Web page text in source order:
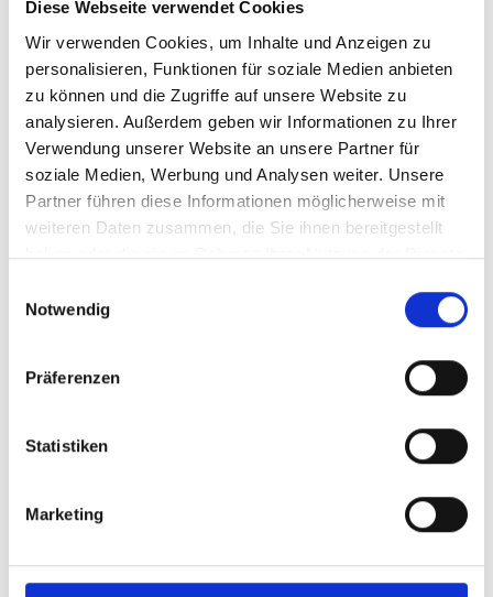
Diese Webseite verwendet Cookies
Wir verwenden Cookies, um Inhalte und Anzeigen zu
personalisieren, Funktionen für soziale Medien anbieten
zu können und die Zugriffe auf unsere Website zu
analysieren. Außerdem geben wir Informationen zu Ihrer
Verwendung unserer Website an unsere Partner für
soziale Medien, Werbung und Analysen weiter. Unsere
Partner führen diese Informationen möglicherweise mit
weiteren Daten zusammen, die Sie ihnen bereitgestellt
haben oder die sie im Rahmen Ihrer Nutzung der Dienste
Notwendig
Präferenzen
Statistiken
Marketing
2 Barrierefreiheit, Accessibility
1 Barrierefreies Webdesign(77)
Barrierefreies Webdesign –
Richtlinien(12)
2 barrierefreie Softwareentwicklung
(95)
Barrierefreie Software(10)
barrierefreie
Computerspielen
Barrierefreiheit mit Microsoft .net
(8)
Richtlinien barrierefreie Software-